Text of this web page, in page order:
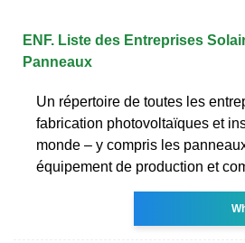
ENF. Liste des Entreprises
Panneaux
Un répertoire de toutes les
fabrication photovoltaïques et
monde – y compris les
équipement de production et